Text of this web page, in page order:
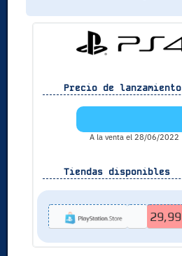
Precio de lanzamiento
A la venta el 28/06/2022
Tiendas disponibles
29,99